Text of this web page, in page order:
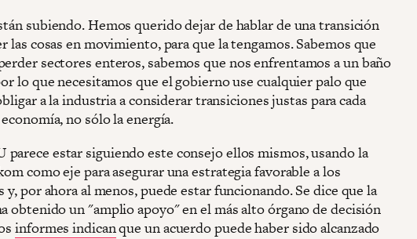
subiendo. Hemos querido dejar de hablar de una transición
las cosas en movimiento, para que la tengamos. Sabemos que
sectores enteros, sabemos que nos enfrentamos a un baño
lo que necesitamos que el gobierno use cualquier palo que
a la industria a considerar transiciones justas para cada
no sólo la energía.
parece estar siguiendo este consejo ellos mismos, usando la
como eje para asegurar una estrategia favorable a los
y, por ahora al menos, puede estar funcionando. Se dice que la
obtenido un "amplio apoyo" en el más alto órgano de decisión
informes indicanque un acuerdo puede haber sido alcanzado